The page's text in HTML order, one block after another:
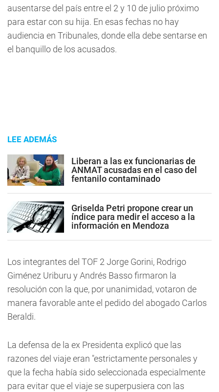
ausentarse del país entre el 2 y 10 de julio próximo
para estar con su hija. En esas fechas no hay
audiencia en Tribunales, donde ella debe sentarse en
el banquillo de los acusados.
LEE ADEMÁS
Liberan a las ex funcionarias de
ANMAT acusadas en el caso del
fentanilo contaminado
Griselda Petri propone crear un
índice para medir el acceso a la
información en Mendoza
Los integrantes del TOF 2 Jorge Gorini, Rodrigo
Giménez Uriburu y Andrés Basso firmaron la
resolución con la que, por unanimidad, votaron de
manera favorable ante el pedido del abogado Carlos
Beraldi.
La defensa de la ex Presidenta explicó que las
razones del viaje eran "estrictamente personales y
que la fecha había sido seleccionada especialmente
para evitar que el viaje se superpusiera con las